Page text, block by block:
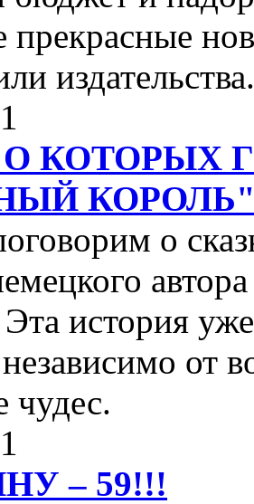
прекрасные
издательства.
КОТОРЫХ
о
история
от
чудес.
– 59!!!